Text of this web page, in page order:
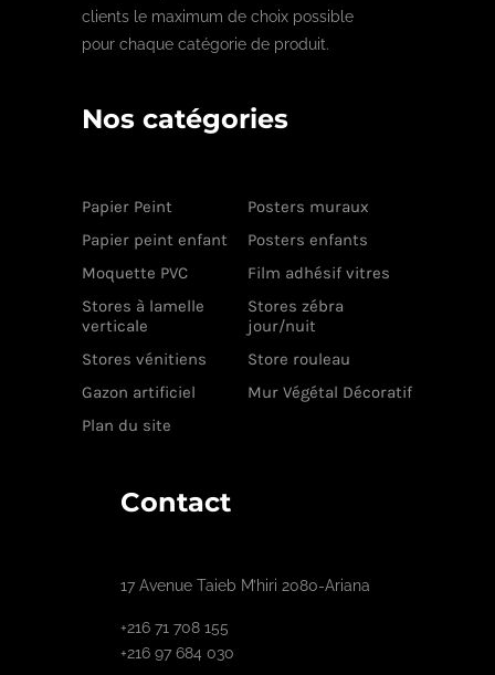
clients le maximum de choix possible
pour chaque catégorie de produit.
Nos catégories
Papier Peint
Posters muraux
Papier peint enfant
Posters enfants
Moquette PVC
Film adhésif vitres
Stores à lamelle
verticale
Stores zébra
jour/nuit
Stores vénitiens
Store rouleau
Gazon artificiel
Mur Végétal Décoratif
Plan du site
Contact
17 Avenue Taieb M’hiri 2080-Ariana
+216 71 708 155
+216 97 684 030